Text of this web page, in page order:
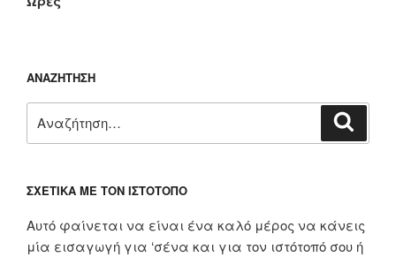
ΑΝΑΖΉΤΗΣΗ
για:
ΣΧΕΤΙΚΆ ΜΕ ΤΟΝ ΙΣΤΌΤΟΠΟ
Αυτό φαίνεται να είναι ένα καλό μέρος να κάνεις
μία εισαγωγή για ‘σένα και για τον ιστότοπό σου ή